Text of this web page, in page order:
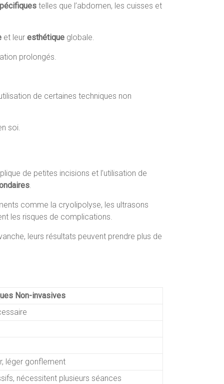
telles que l’abdomen, les cuisses et
et leur esthétique globale.
prolongés.
de certaines techniques non
soi.
de petites incisions et l’utilisation de
.
comme la cryolipolyse, les ultrasons
les risques de complications.
leurs résultats peuvent prendre plus de
Non-invasives
léger gonflement
nécessitent plusieurs séances